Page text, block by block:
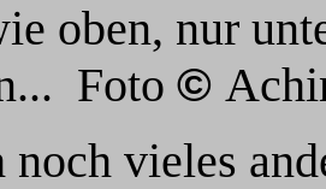
oben, nur
Foto ©
noch vieles